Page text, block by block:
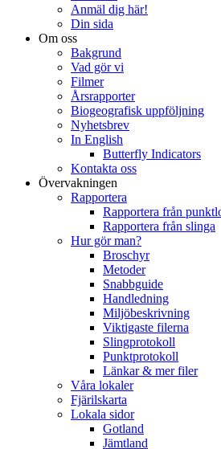
Anmäl dig här!
Din sida
Om oss
Bakgrund
Vad gör vi
Filmer
Årsrapporter
Biogeografisk uppföljning
Nyhetsbrev
In English
Butterfly Indicators
Kontakta oss
Övervakningen
Rapportera
Rapportera från
Rapportera från slinga
Hur gör man?
Broschyr
Metoder
Snabbguide
Handledning
Miljöbeskrivning
Viktigaste filerna
Slingprotokoll
Punktprotokoll
Länkar & mer filer
Våra lokaler
Fjärilskarta
Lokala sidor
Gotland
Jämtland